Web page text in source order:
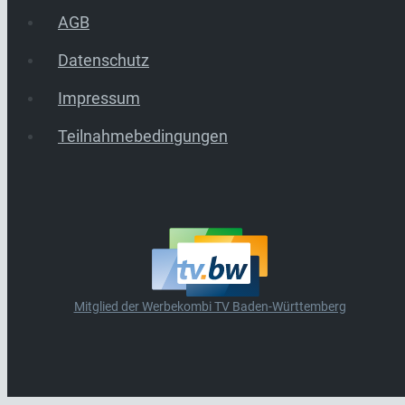
AGB
Datenschutz
Impressum
Teilnahmebedingungen
Mitglied der Werbekombi TV Baden-Württemberg